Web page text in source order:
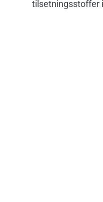
tilsetningsstoffer